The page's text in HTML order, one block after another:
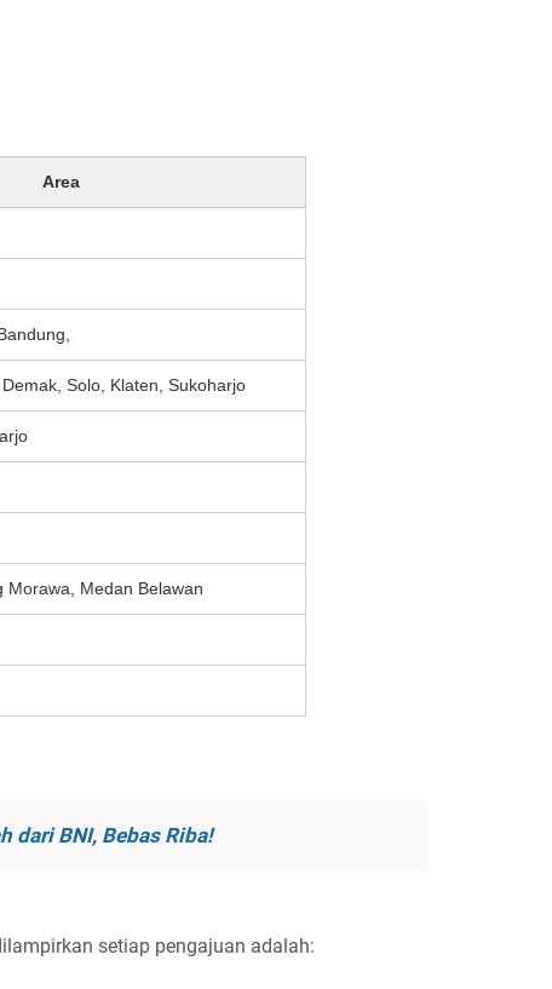
Area
Solo, Klaten, Sukoharjo
Morawa, Medan Belawan
dari BNI, Bebas Riba!
setiap pengajuan adalah: